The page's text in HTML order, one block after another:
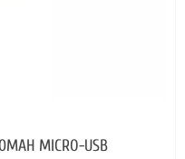
MICRO-USB